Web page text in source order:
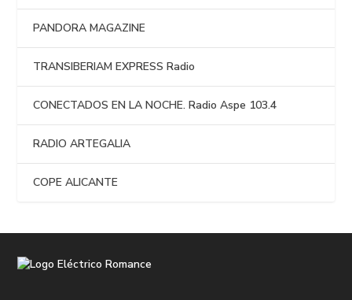
PANDORA MAGAZINE
TRANSIBERIAM EXPRESS Radio
CONECTADOS EN LA NOCHE. Radio Aspe 103.4
RADIO ARTEGALIA
COPE ALICANTE